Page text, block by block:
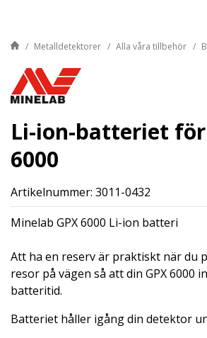
Metalldetektorer Alla våra tillbehör
Li-ion-batteriet för
6000
Artikelnummer: 3011-0432
Minelab GPX 6000 Li-ion batteri
Att ha en reserv är praktiskt när du
resor på vägen så att din GPX 6000
batteritid.
Batteriet håller igång din detektor